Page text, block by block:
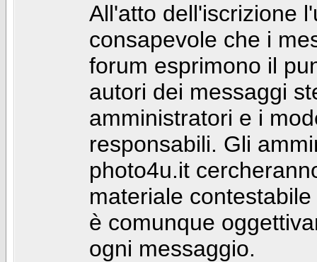
All'atto dell'iscrizione
consapevole che i
forum esprimono il
autori dei messaggi
amministratori e i
responsabili. Gli
photo4u.it
materiale
è comunque
ogni messaggio.